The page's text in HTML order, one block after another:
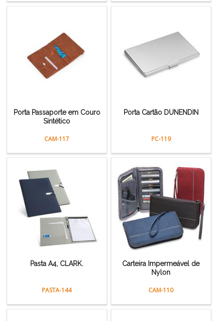
Porta Passaporte em Couro
Sintético
CAM-117
Porta Cartão DUNENDIN
PC-119
Pasta A4, CLARK.
PASTA-144
Carteira Impermeável de
Nylon
CAM-110